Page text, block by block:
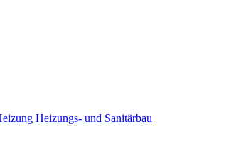
Heizungs- und Sanitärbau